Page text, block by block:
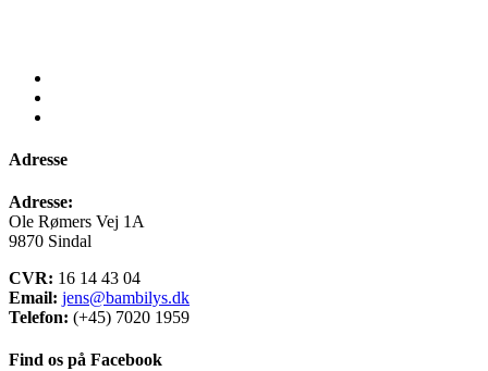
Adresse
Adresse:
Ole Rømers Vej 1A
9870 Sindal
CVR: 16 14 43 04
Email: jens@bambilys.dk
Telefon: (+45) 7020 1959
Find os på Facebook